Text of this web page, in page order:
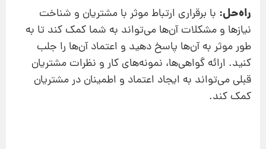
راه‌حل: با برقراری ارتباط موثر با مشتریان و شناخت
نیازها و مشکلات آن‌ها می‌تواند به شما کمک کند تا به
طور موثر به آن‌ها پاسخ دهید و اعتماد آن‌ها را جلب
کنید. ارائه گواهی‌ها، نمونه‌های کار و نظرات مشتریان
قبلی می‌تواند به ایجاد اعتماد و اطمینان در مشتریان
کمک کند.